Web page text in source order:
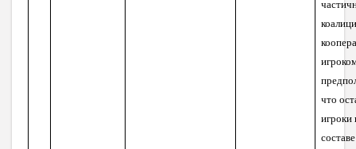
что
игроки
составе